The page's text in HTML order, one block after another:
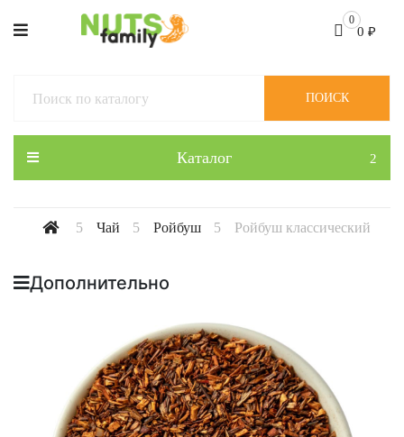
0
0 ₽
Каталог
ПОИСК
Чай Ройбуш Ройбуш классический
Дополнительно